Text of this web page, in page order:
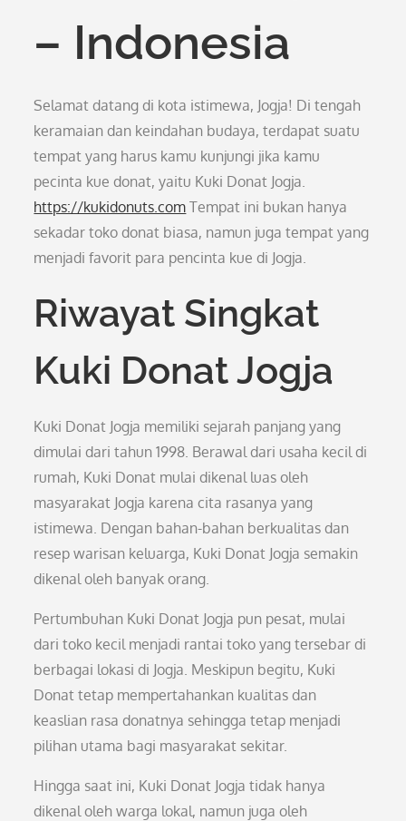
– Indonesia
Selamat datang di kota istimewa, Jogja! Di tengah
keramaian dan keindahan budaya, terdapat suatu
tempat yang harus kamu kunjungi jika kamu
pecinta kue donat, yaitu Kuki Donat Jogja.
https://kukidonuts.com Tempat ini bukan hanya
sekadar toko donat biasa, namun juga tempat yang
menjadi favorit para pencinta kue di Jogja.
Riwayat Singkat
Kuki Donat Jogja
Kuki Donat Jogja memiliki sejarah panjang yang
dimulai dari tahun 1998. Berawal dari usaha kecil di
rumah, Kuki Donat mulai dikenal luas oleh
masyarakat Jogja karena cita rasanya yang
istimewa. Dengan bahan-bahan berkualitas dan
resep warisan keluarga, Kuki Donat Jogja semakin
dikenal oleh banyak orang.
Pertumbuhan Kuki Donat Jogja pun pesat, mulai
dari toko kecil menjadi rantai toko yang tersebar di
berbagai lokasi di Jogja. Meskipun begitu, Kuki
Donat tetap mempertahankan kualitas dan
keaslian rasa donatnya sehingga tetap menjadi
pilihan utama bagi masyarakat sekitar.
Hingga saat ini, Kuki Donat Jogja tidak hanya
dikenal oleh warga lokal, namun juga oleh